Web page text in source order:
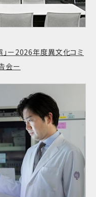
」ー2026年度異文化コミ
会ー